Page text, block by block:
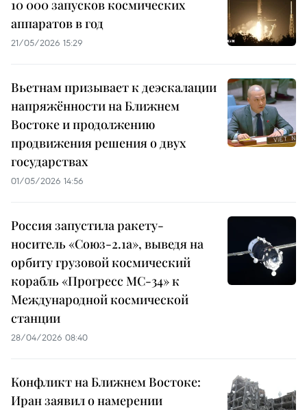
10 000 запусков космических
аппаратов в год
21/05/2026 15:29
Вьетнам призывает к деэскалации
напряжённости на Ближнем
Востоке и продолжению
продвижения решения о двух
государствах
01/05/2026 14:56
Россия запустила ракету-
носитель «Союз-2.1а», выведя на
орбиту грузовой космический
корабль «Прогресс МС-34» к
Международной космической
станции
28/04/2026 08:40
Конфликт на Ближнем Востоке:
Иран заявил о намерении